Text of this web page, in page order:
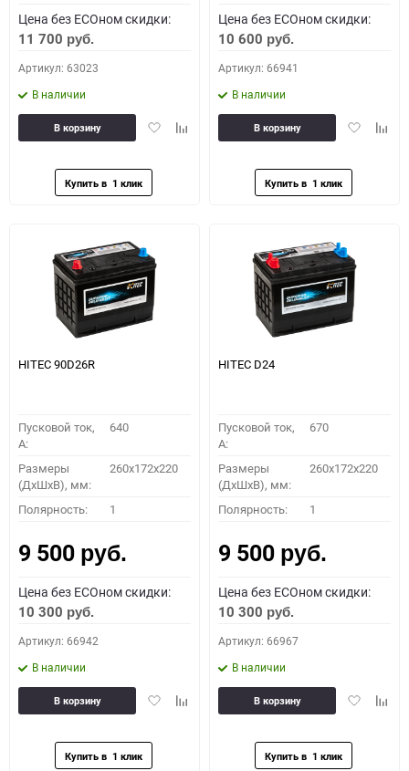
0 - обратная 1 - прямая 3 - обратная 4 - прямая
Цена без ECOном скидки:
11 700 руб.
Артикул: 63023
В наличии
ДобавитьДобавить
В корзину
Цена без ECOном скидки:
10 600 руб.
Артикул: 66941
В наличии
Добавить
В корзину
HITEC 90D26R
Пусковой ток,
A:
640
Размеры
(ДхШхВ), мм:
260x172x220
Полярность: 1
9 500 руб.
Цена без ECOном скидки:
10 300 руб.
Артикул: 66942
В наличии
ДобавитьДобавить
В корзину
HITEC D24
Пусковой ток,
A:
670
Размеры
(ДхШхВ), мм:
260x172x220
Полярность: 1
9 500 руб.
Цена без ECOном скидки:
10 300 руб.
Артикул: 66967
В наличии
Добавить
В корзину